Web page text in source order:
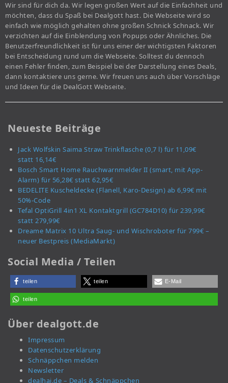
Wir sind für dich da. Wir legen großen Wert auf die Einfachheit und
möchten, dass du Spaß bei Dealgott hast. Die Webseite wird so
einfach wie möglich gehalten ohne großen Schnick Schnack. Wir
verzichten auf die Einblendung von Popups oder Ähnliches. Die
Benutzerfreundlichkeit ist für uns einer der wichtigsten Faktoren
bei Entscheidung rund um die Webseite. Solltest du dennoch
einen Fehler finden, zum Beispiel bei der Darstellung eines Deals,
dann kontaktiere uns gerne. Wir freuen uns auch über Vorschläge
und Ideen für die DealGott Webseite.
Neueste Beiträge
Jack Wolfskin Saima Straw Trinkflasche (0,7 l) für 11,09€
statt 16,14€
Bosch Smart Home Rauchwarnmelder II (smart, mit App-
Alarm) für 56,28€ statt 62,95€
BEDELITE Kuscheldecke (Flanell, Karo-Design) ab 6,99€ mit
50%-Code
Tefal OptiGrill 4in1 XL Kontaktgrill (GC784D10) für 239,99€
statt 279,99€
Dreame Matrix 10 Ultra Saug- und Wischroboter für 799€ –
neuer Bestpreis (MediaMarkt)
Social Media / Teilen
teilen teilen E-Mail
teilen
Über dealgott.de
Impressum
Datenschutzerklärung
Schnäppchen melden
Newsletter
dealhai.de – Deals & Schnäppchen